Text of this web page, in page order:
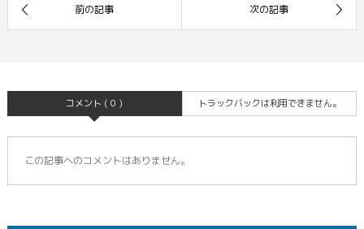
コメント ( 0 ) トラックバックは利用できません。
この記事へのコメントはありません。